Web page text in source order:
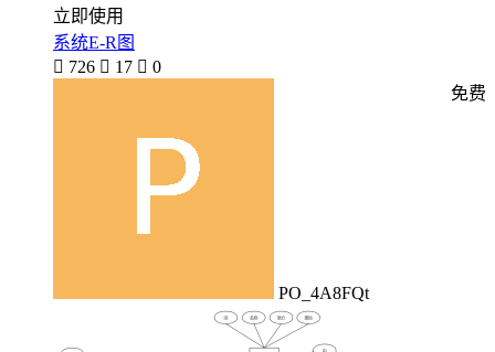
立即使用
系统E-R图
 726  17  0
PO_4A8FQt
免费